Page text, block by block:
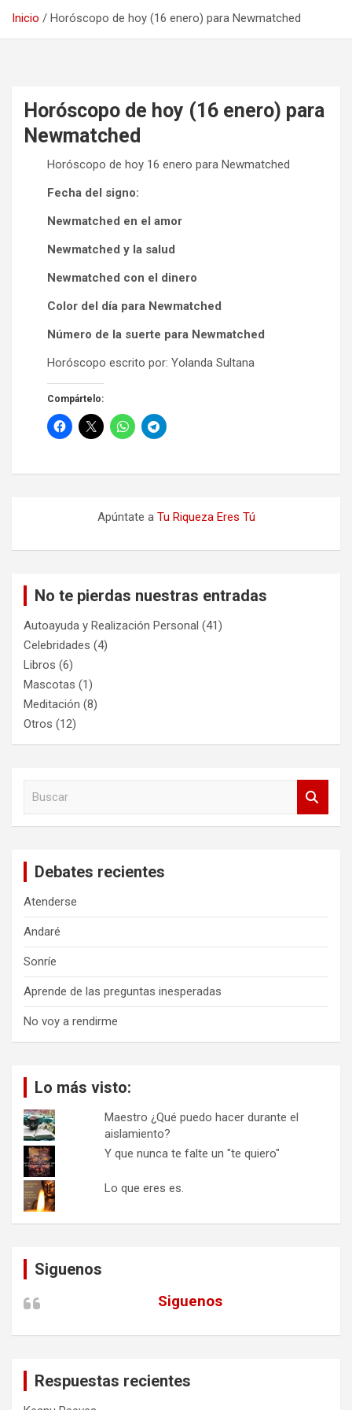
Inicio Horóscopo de hoy (16 enero) para Newmatched
Horóscopo de hoy (16 enero) para
Newmatched
Horóscopo de hoy 16 enero para Newmatched
Fecha del signo:
Newmatched en el amor
Newmatched y la salud
Newmatched con el dinero
Color del día para Newmatched
Número de la suerte para Newmatched
Horóscopo escrito por: Yolanda Sultana
Compártelo:
Apúntate a Tu Riqueza Eres Tú
No te pierdas nuestras entradas
Autoayuda y Realización Personal (41)
Celebridades (4)
Libros (6)
Mascotas (1)
Meditación (8)
Otros (12)
Debates recientes
Atenderse
Andaré
Sonríe
Aprende de las preguntas inesperadas
No voy a rendirme
Lo más visto:
Maestro ¿Qué puedo hacer durante el
aislamiento?
Y que nunca te falte un "te quiero"
Lo que eres es.
Siguenos
Siguenos
Respuestas recientes